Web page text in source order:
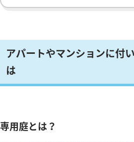
アパートやマンションに付
は
専用庭とは？